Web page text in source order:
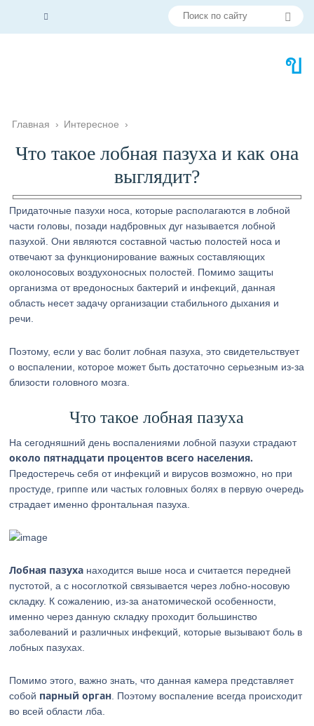
Главная › Интересное ›
Что такое лобная пазуха и как она
выглядит?
Придаточные пазухи носа, которые располагаются в лобной
части головы, позади надбровных дуг называется лобной
пазухой. Они являются составной частью полостей носа и
отвечают за функционирование важных составляющих
околоносовых воздухоносных полостей. Помимо защиты
организма от вредоносных бактерий и инфекций, данная
область несет задачу организации стабильного дыхания и
речи.
Поэтому, если у вас болит лобная пазуха, это свидетельствует
о воспалении, которое может быть достаточно серьезным из-за
близости головного мозга.
Что такое лобная пазуха
На сегодняшний день воспалениями лобной пазухи страдают
около пятнадцати процентов всего населения.
Предостеречь себя от инфекций и вирусов возможно, но при
простуде, гриппе или частых головных болях в первую очередь
страдает именно фронтальная пазуха.
Лобная пазуха находится выше носа и считается передней
пустотой, а с носоглоткой связывается через лобно-носовую
складку. К сожалению, из-за анатомической особенности,
именно через данную складку проходит большинство
заболеваний и различных инфекций, которые вызывают боль в
лобных пазухах.
Помимо этого, важно знать, что данная камера представляет
собой парный орган . Поэтому воспаление всегда происходит
во всей области лба.